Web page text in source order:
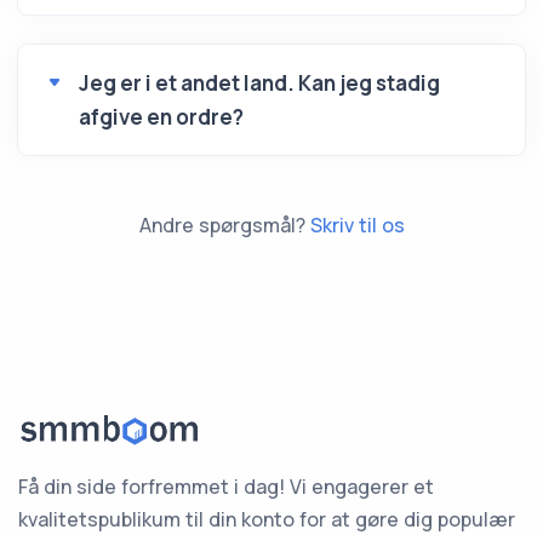
Jeg er i et andet land. Kan jeg stadig
afgive en ordre?
Andre spørgsmål?Skriv til os
Få din side forfremmet i dag! Vi engagerer et
kvalitetspublikum til din konto for at gøre dig populær